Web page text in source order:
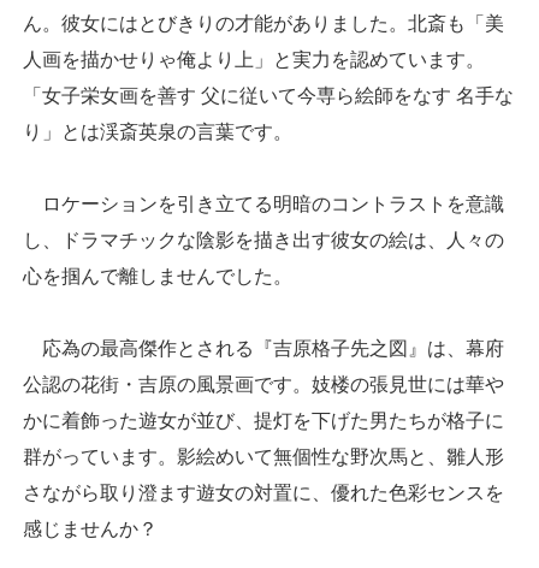
ん。彼女にはとびきりの才能がありました。北斎も「美
人画を描かせりゃ俺より上」と実力を認めています。
「女子栄女画を善す 父に従いて今専ら絵師をなす 名手な
り」とは渓斎英泉の言葉です。
ロケーションを引き立てる明暗のコントラストを意識
し、ドラマチックな陰影を描き出す彼女の絵は、人々の
心を掴んで離しませんでした。
応為の最高傑作とされる『吉原格子先之図』は、幕府
公認の花街・吉原の風景画です。妓楼の張見世には華や
かに着飾った遊女が並び、提灯を下げた男たちが格子に
群がっています。影絵めいて無個性な野次馬と、雛人形
さながら取り澄ます遊女の対置に、優れた色彩センスを
感じませんか？